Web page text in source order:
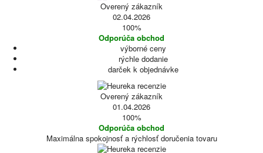
Overený zákazník
02.04.2026
100%
Odporúča obchod
výborné ceny
rýchle dodanie
darček k objednávke
Overený zákazník
01.04.2026
100%
Odporúča obchod
Maximálna spokojnosť a rýchlosť doručenia tovaru